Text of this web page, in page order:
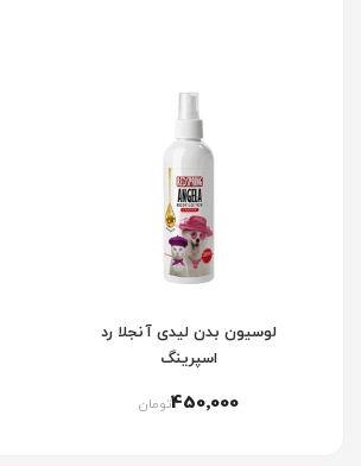
لوسیون بدن لیدی آنجلا رد
اسپرینگ
450٬000تومان